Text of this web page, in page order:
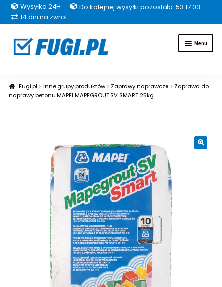
Wysyłka 24H
Do kolejnej wysyłki pozostało: 53:17:02
14 dni na zwrot
Przejdź
do
Przejdź
do
Menu
Uszczelniacze
Hydroizolacje
Inne grupy produktów
Wyprzedaże
Fugi.pl Inne grupy produktów Zaprawy naprawcze
Zaprawa do
naprawy betonu MAPEI MAPEGROUT SV SMART 25kg